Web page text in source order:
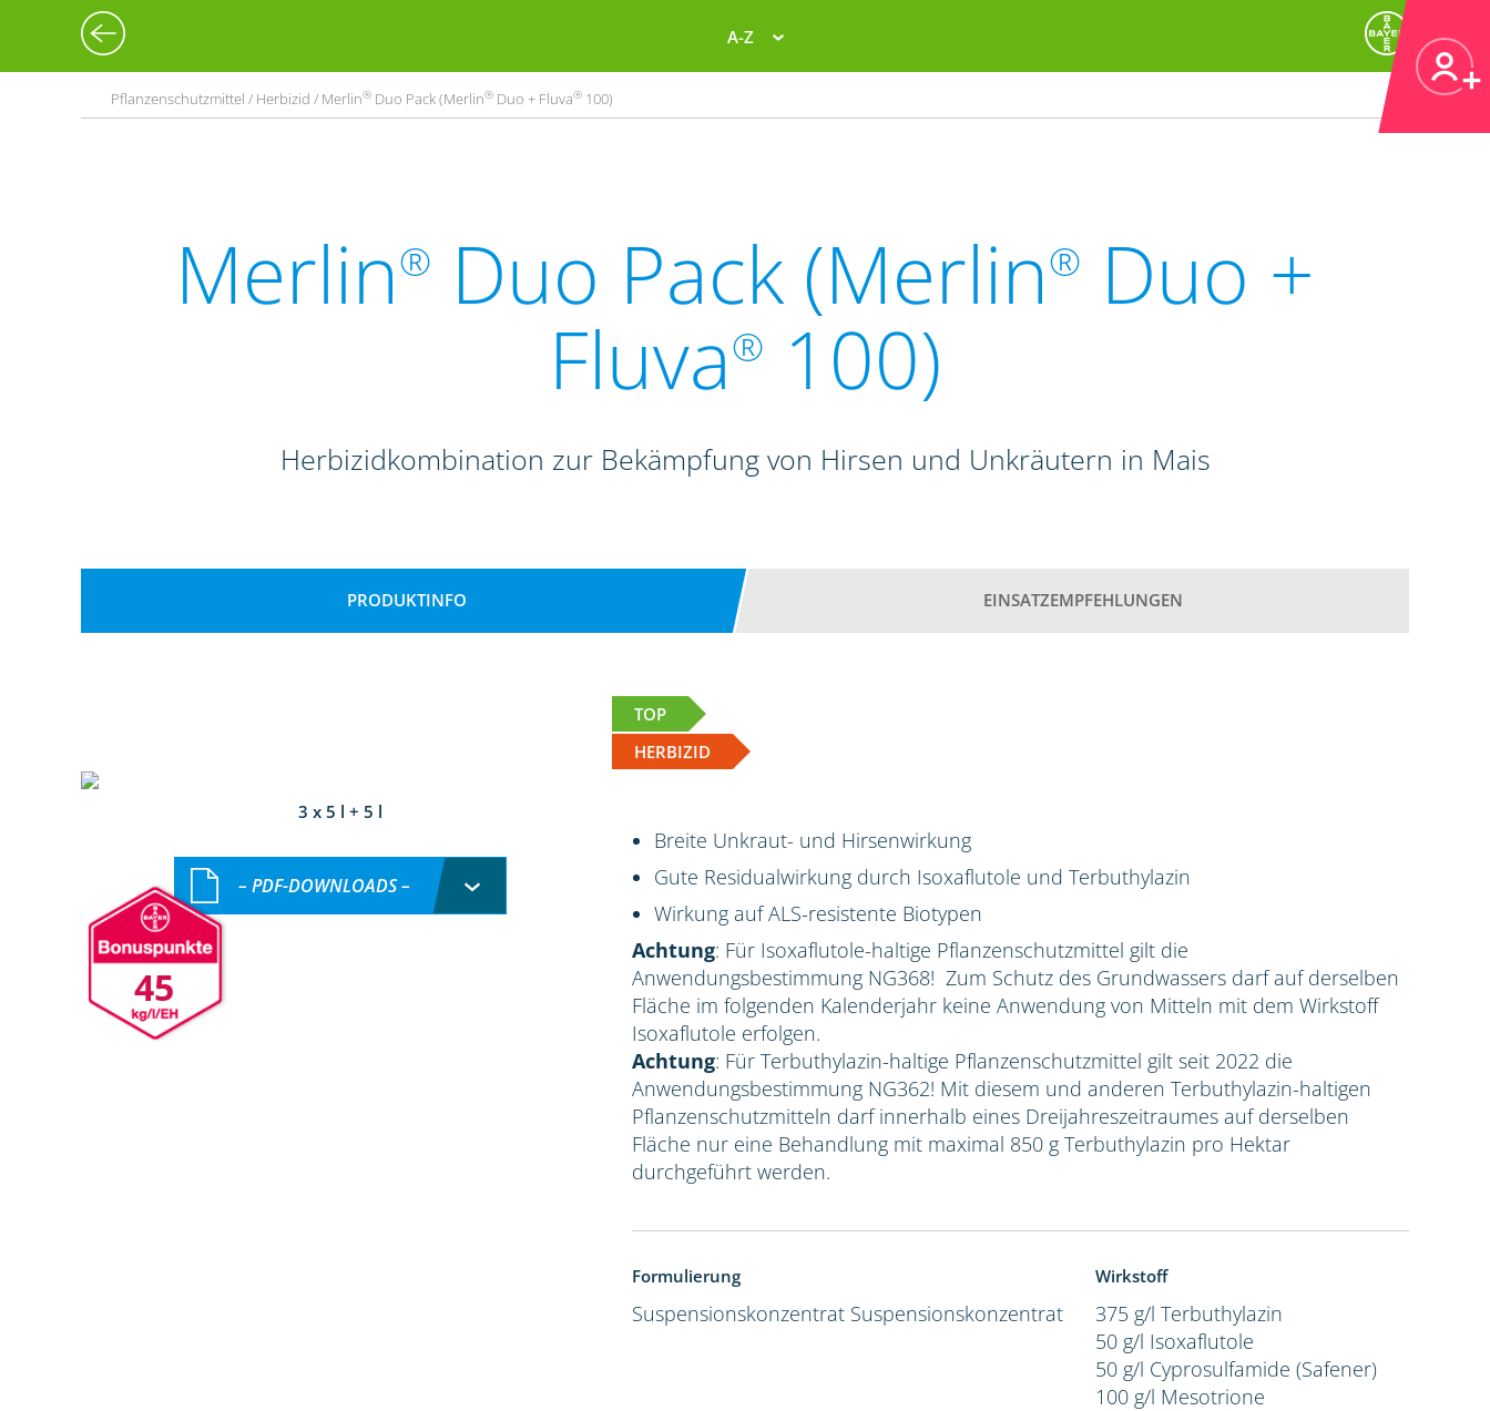
A-Z
Pflanzenschutzmittel / Herbizid / Merlin® Duo Pack (Merlin® Duo + Fluva® 100)
Merlin® Duo Pack (Merlin® Duo +
Fluva® 100)
Herbizidkombination zur Bekämpfung von Hirsen und Unkräutern in Mais
PRODUKTINFO EINSATZEMPFEHLUNGEN
TOP
HERBIZID
3 x 5 l + 5 l
45
– PDF-DOWNLOADS –
Breite Unkraut- und Hirsenwirkung
Gute Residualwirkung durch Isoxaflutole und Terbuthylazin
Wirkung auf ALS-resistente Biotypen
Achtung: Für Isoxaflutole-haltige Pflanzenschutzmittel gilt die
Anwendungsbestimmung NG368! Zum Schutz des Grundwassers darf auf derselben
Fläche im folgenden Kalenderjahr keine Anwendung von Mitteln mit dem Wirkstoff
Isoxaflutole erfolgen.
Achtung: Für Terbuthylazin-haltige Pflanzenschutzmittel gilt seit 2022 die
Anwendungsbestimmung NG362! Mit diesem und anderen Terbuthylazin-haltigen
Pflanzenschutzmitteln darf innerhalb eines Dreijahreszeitraumes auf derselben
Fläche nur eine Behandlung mit maximal 850 g Terbuthylazin pro Hektar
durchgeführt werden.
Formulierung
Suspensionskonzentrat Suspensionskonzentrat
Wirkstoff
375 g/l Terbuthylazin
50 g/l Isoxaflutole
50 g/l Cyprosulfamide (Safener)
100 g/l Mesotrione